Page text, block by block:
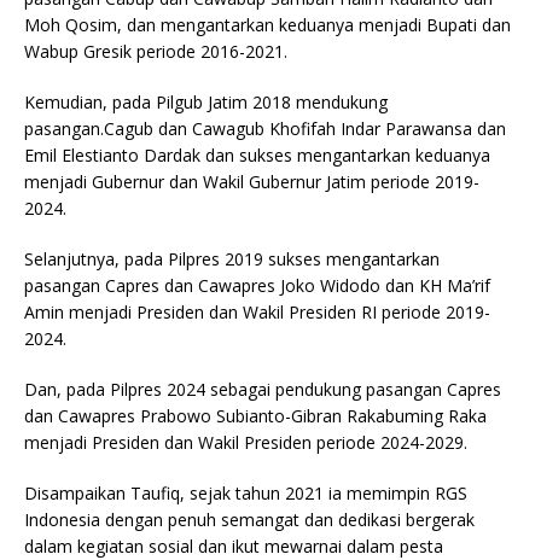
Moh Qosim, dan mengantarkan keduanya menjadi Bupati dan
Wabup Gresik periode 2016-2021.
Kemudian, pada Pilgub Jatim 2018 mendukung
pasangan.Cagub dan Cawagub Khofifah Indar Parawansa dan
Emil Elestianto Dardak dan sukses mengantarkan keduanya
menjadi Gubernur dan Wakil Gubernur Jatim periode 2019-
2024.
Selanjutnya, pada Pilpres 2019 sukses mengantarkan
pasangan Capres dan Cawapres Joko Widodo dan KH Ma’rif
Amin menjadi Presiden dan Wakil Presiden RI periode 2019-
2024.
Dan, pada Pilpres 2024 sebagai pendukung pasangan Capres
dan Cawapres Prabowo Subianto-Gibran Rakabuming Raka
menjadi Presiden dan Wakil Presiden periode 2024-2029.
Disampaikan Taufiq, sejak tahun 2021 ia memimpin RGS
Indonesia dengan penuh semangat dan dedikasi bergerak
dalam kegiatan sosial dan ikut mewarnai dalam pesta